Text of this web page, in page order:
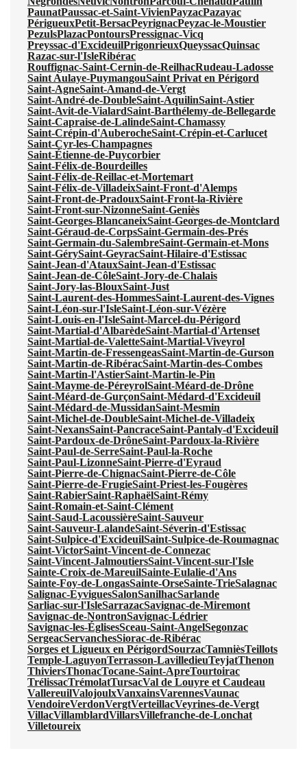
PaunatPaussac-et-Saint-VivienPayzacPazayac
PérigueuxPetit-BersacPeyrignacPeyzac-le-Moustier
PezulsPlazacPontoursPressignac-Vicq
Preyssac-d'ExcideuilPrigonrieuxQueyssacQuinsac
Razac-sur-l'IsleRibérac
Rouffignac-Saint-Cernin-de-ReilhacRudeau-Ladosse
Saint Aulaye-PuymangouSaint Privat en Périgord
Saint-AgneSaint-Amand-de-Vergt
Saint-André-de-DoubleSaint-AquilinSaint-Astier
Saint-Avit-de-VialardSaint-Barthélemy-de-Bellegarde
Saint-Capraise-de-LalindeSaint-Chamassy
Saint-Crépin-d'AuberocheSaint-Crépin-et-Carlucet
Saint-Cyr-les-Champagnes
Saint-Étienne-de-Puycorbier
Saint-Félix-de-Bourdeilles
Saint-Félix-de-Reillac-et-Mortemart
Saint-Félix-de-VilladeixSaint-Front-d'Alemps
Saint-Front-de-PradouxSaint-Front-la-Rivière
Saint-Front-sur-NizonneSaint-Geniès
Saint-Georges-BlancaneixSaint-Georges-de-Montclard
Saint-Géraud-de-CorpsSaint-Germain-des-Prés
Saint-Germain-du-SalembreSaint-Germain-et-Mons
Saint-GérySaint-GeyracSaint-Hilaire-d'Estissac
Saint-Jean-d'AtauxSaint-Jean-d'Estissac
Saint-Jean-de-CôleSaint-Jory-de-Chalais
Saint-Jory-las-BlouxSaint-Just
Saint-Laurent-des-HommesSaint-Laurent-des-Vignes
Saint-Léon-sur-l'IsleSaint-Léon-sur-Vézère
Saint-Louis-en-l'IsleSaint-Marcel-du-Périgord
Saint-Martial-d'AlbarèdeSaint-Martial-d'Artenset
Saint-Martial-de-ValetteSaint-Martial-Viveyrol
Saint-Martin-de-FressengeasSaint-Martin-de-Gurson
Saint-Martin-de-RibéracSaint-Martin-des-Combes
Saint-Martin-l'AstierSaint-Martin-le-Pin
Saint-Mayme-de-PéreyrolSaint-Méard-de-Drône
Saint-Méard-de-GurçonSaint-Médard-d'Excideuil
Saint-Médard-de-MussidanSaint-Mesmin
Saint-Michel-de-DoubleSaint-Michel-de-Villadeix
Saint-NexansSaint-PancraceSaint-Pantaly-d'Excideuil
Saint-Pardoux-de-DrôneSaint-Pardoux-la-Rivière
Saint-Paul-de-SerreSaint-Paul-la-Roche
Saint-Paul-LizonneSaint-Pierre-d'Eyraud
Saint-Pierre-de-ChignacSaint-Pierre-de-Côle
Saint-Pierre-de-FrugieSaint-Priest-les-Fougères
Saint-RabierSaint-RaphaëlSaint-Rémy
Saint-Romain-et-Saint-Clément
Saint-Saud-LacoussièreSaint-Sauveur
Saint-Sauveur-LalandeSaint-Séverin-d'Estissac
Saint-Sulpice-d'ExcideuilSaint-Sulpice-de-Roumagnac
Saint-VictorSaint-Vincent-de-Connezac
Saint-Vincent-JalmoutiersSaint-Vincent-sur-l'Isle
Sainte-Croix-de-MareuilSainte-Eulalie-d'Ans
Sainte-Foy-de-LongasSainte-OrseSainte-TrieSalagnac
Salignac-EyviguesSalonSanilhacSarlande
Sarliac-sur-l'IsleSarrazacSavignac-de-Miremont
Savignac-de-NontronSavignac-Lédrier
Savignac-les-ÉglisesSceau-Saint-AngelSegonzac
SergeacServanchesSiorac-de-Ribérac
Sorges et Ligueux en PérigordSourzacTamnièsTeillots
Temple-LaguyonTerrasson-LavilledieuTeyjatThenon
ThiviersThonacTocane-Saint-ApreTourtoirac
TrélissacTrémolatTursacVal de Louyre et Caudeau
VallereuilValojoulxVanxainsVarennesVaunac
VendoireVerdonVergtVerteillacVeyrines-de-Vergt
VillacVillamblardVillarsVillefranche-de-Lonchat
Villetoureix